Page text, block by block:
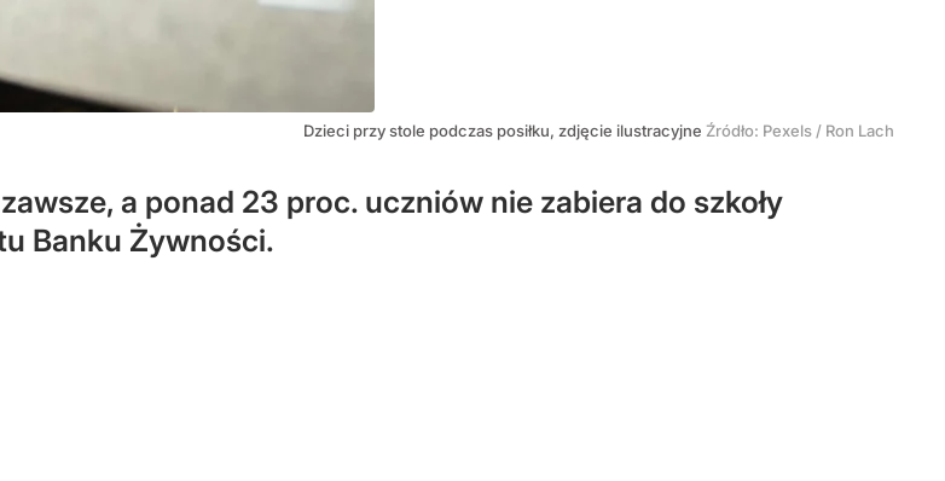
Dzieci przy stole podczas posiłku, zdjęcie ilustracyjne Źródło: Pexels / Ron Lach
a ponad 23 proc. uczniów nie zabiera do szkoły
Banku Żywności.